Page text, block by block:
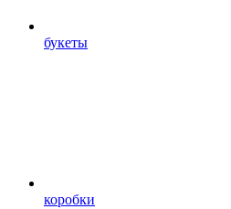
букеты
коробки